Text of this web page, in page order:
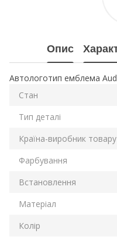
Опис
Автологотип емблема
Стан
Тип деталі
Країна-виробник товару
Фарбування
Встановлення
Матеріал
Колір